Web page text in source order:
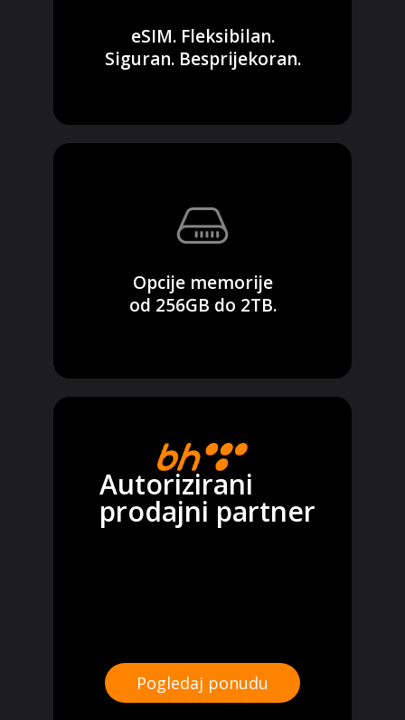
eSIM. Fleksibilan.
Siguran. Besprijekoran.
Opcije memorije
od 256GB do 2TB.
Autorizirani
prodajni partner
Pogledaj ponudu